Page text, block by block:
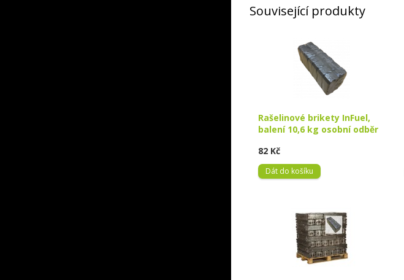
Související produkty
Rašelinové brikety InFuel,
balení 10,6 kg osobní odběr
82 Kč
Dát do košíku